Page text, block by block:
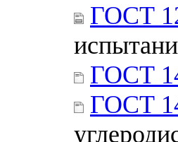
ГОСТ
ГОСТ
ГОСТ